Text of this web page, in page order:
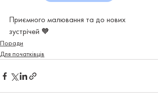
Приємного малювання та до нових
зустрічей 🧡
Поради
Для початківців